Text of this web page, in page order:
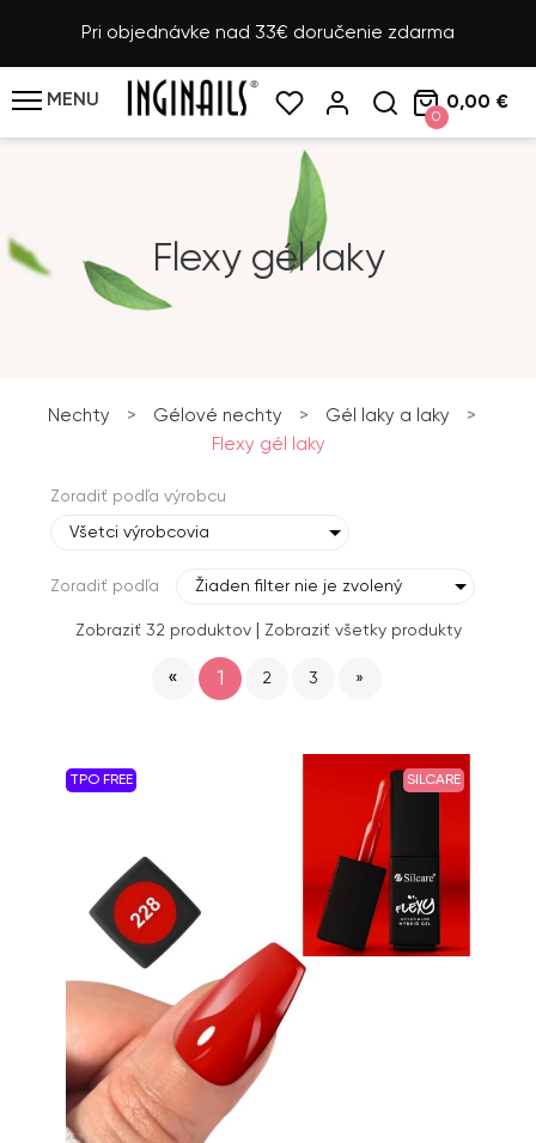
Pri objednávke nad 33€ doručenie zdarma
MENU
0
0,00 €
Flexy gél laky
Nechty > Gélové nechty > Gél laky a laky
>
Flexy gél laky
Zoradiť podľa výrobcu
Všetci výrobcovia
Zoradiť podľa Žiaden filter nie je zvolený
Zobraziť 32 produktov| Zobraziť všetky produkty
« 1 2 3 »
TPO FREE SILCARE